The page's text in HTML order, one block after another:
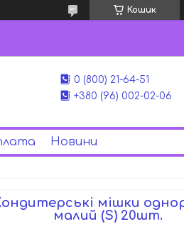
Кошик
0 (800) 21-64-51
+380 (96) 002-02-06
Новини
мішки
малий (S) 20шт.